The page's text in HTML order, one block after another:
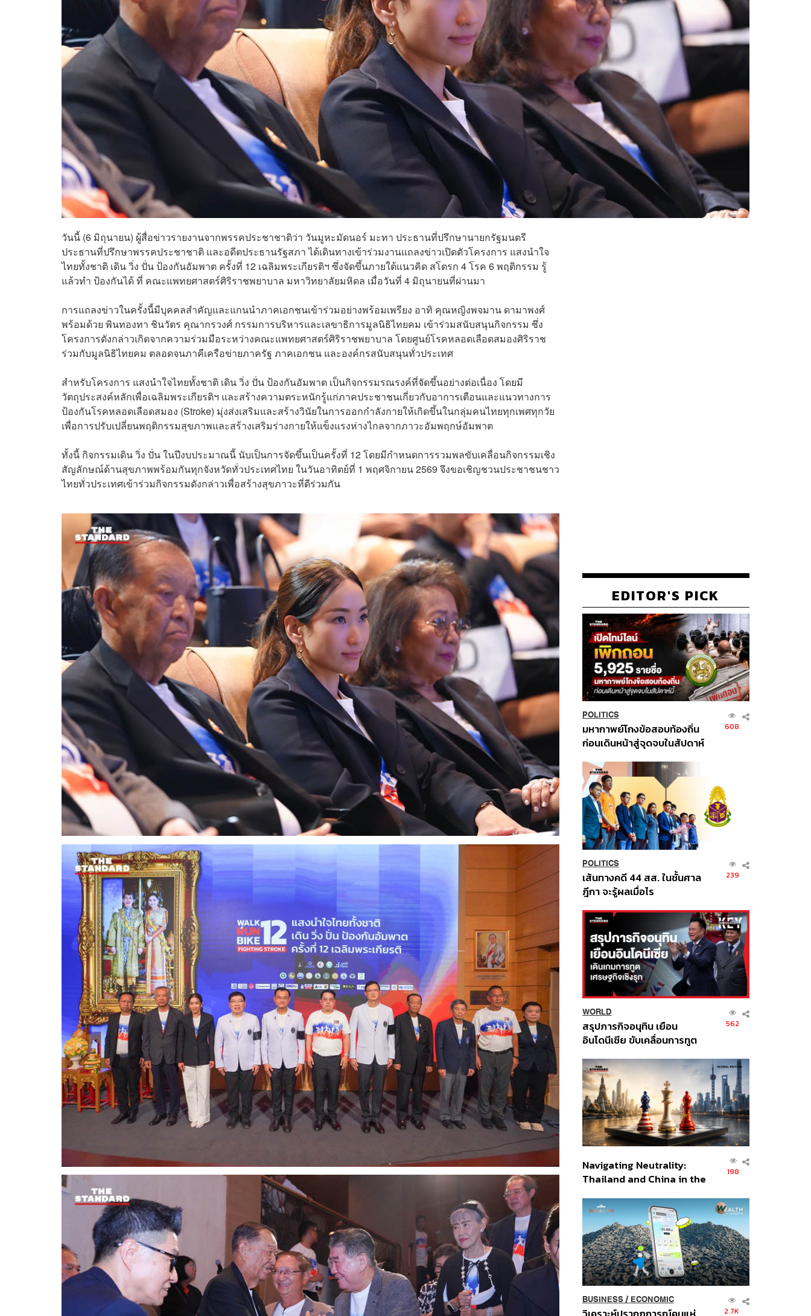
วันนี้ (6 มิถุนายน) ผู้สื่อข่าวรายงานจากพรรคประชาชาติว่า วันมูหะมัดนอร์ มะทา ประธานที่ปรึกษานายกรัฐมนตรี
ประธานที่ปรึกษาพรรคประชาชาติ และอดีตประธานรัฐสภา ได้เดินทางเข้าร่วมงานแถลงข่าวเปิดตัวโครงการ แสงนำใจ
ไทยทั้งชาติ เดิน วิ่ง ปั่น ป้องกันอัมพาต ครั้งที่ 12 เฉลิมพระเกียรติฯ ซึ่งจัดขึ้นภายใต้แนวคิด สโตรก 4 โรค 6 พฤติกรรม รู้
แล้วทำ ป้องกันได้ ที่ คณะแพทยศาสตร์ศิริราชพยาบาล มหาวิทยาลัยมหิดล เมื่อวันที่ 4 มิถุนายนที่ผ่านมา
การแถลงข่าวในครั้งนี้มีบุคคลสำคัญและแกนนำภาคเอกชนเข้าร่วมอย่างพร้อมเพรียง อาทิ คุณหญิงพจมาน ดามาพงศ์
พร้อมด้วย พินทองทา ชินวัตร คุณากรวงศ์ กรรมการบริหารและเลขาธิการมูลนิธิไทยคม เข้าร่วมสนับสนุนกิจกรรม ซึ่ง
โครงการดังกล่าวเกิดจากความร่วมมือระหว่างคณะแพทยศาสตร์ศิริราชพยาบาล โดยศูนย์โรคหลอดเลือดสมองศิริราช
ร่วมกับมูลนิธิไทยคม ตลอดจนภาคีเครือข่ายภาครัฐ ภาคเอกชน และองค์กรสนับสนุนทั่วประเทศ
สำหรับโครงการ แสงนำใจไทยทั้งชาติ เดิน วิ่ง ปั่น ป้องกันอัมพาต เป็นกิจกรรมรณรงค์ที่จัดขึ้นอย่างต่อเนื่อง โดยมี
วัตถุประสงค์หลักเพื่อเฉลิมพระเกียรติฯ และสร้างความตระหนักรู้แก่ภาคประชาชนเกี่ยวกับอาการเตือนและแนวทางการ
ป้องกันโรคหลอดเลือดสมอง (Stroke) มุ่งส่งเสริมและสร้างวินัยในการออกกำลังกายให้เกิดขึ้นในกลุ่มคนไทยทุกเพศทุกวัย
เพื่อการปรับเปลี่ยนพฤติกรรมสุขภาพและสร้างเสริมร่างกายให้แข็งแรงห่างไกลจากภาวะอัมพฤกษ์อัมพาต
ทั้งนี้ กิจกรรมเดิน วิ่ง ปั่น ในปีงบประมาณนี้ นับเป็นการจัดขึ้นเป็นครั้งที่ 12 โดยมีกำหนดการรวมพลขับเคลื่อนกิจกรรมเชิง
สัญลักษณ์ด้านสุขภาพพร้อมกันทุกจังหวัดทั่วประเทศไทย ในวันอาทิตย์ที่ 1 พฤศจิกายน 2569 จึงขอเชิญชวนประชาชนชาว
ไทยทั่วประเทศเข้าร่วมกิจกรรมดังกล่าวเพื่อสร้างสุขภาวะที่ดีร่วมกัน
EDITOR'S PICK
POLITICS
มหากาพย์โกงข้อสอบท้องถิ่น
ก่อนเดินหน้าสู่จุดจบในสัปดาห์
608
POLITICS
เส้นทางคดี 44 สส. ในชั้นศาล
ฎีกา จะรู้ผลเมื่อไร
239
WORLD
สรุปภารกิจอนุทิน เยือน
อินโดนีเซีย ขับเคลื่อนการทูต
ส่วนยุทธศาสตร์ไทย –
อินโดนีเซีย
562
Navigating Neutrality:
Thailand and China in the
Order
198
BUSINESS/ ECONOMIC
2.7K